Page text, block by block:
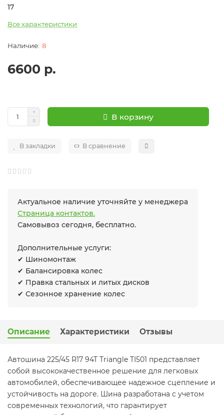
17
Все характеристики
8
6600 р.
В корзину
В закладки В сравнение
Актуальное наличие уточняйте у менеджера
Страница контактов.
Самовывоз сегодня, бесплатно.
Дополнительные услуги:
✔ Шиномонтаж
✔ Балансировка колес
✔ Правка стальных и литых дисков
✔ Сезонное хранение колес
Описание Характеристики Отзывы
Автошина 225/45 R17 94T Triangle TI501 представляет
собой высококачественное решение для легковых
автомобилей, обеспечивающее надежное сцепление и
устойчивость на дороге. Шина разработана с учетом
современных технологий, что гарантирует